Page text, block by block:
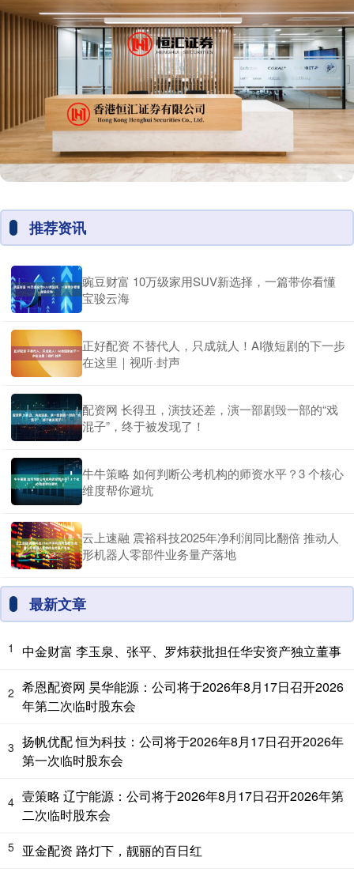
推荐资讯
豌豆财富 10万级家用SUV新选择，一篇带你看懂
宝骏云海
正好配资 不替代人，只成就人！AI微短剧的下一步
在这里｜视听·封声
配资网 长得丑，演技还差，演一部剧毁一部的“戏
混子”，终于被发现了！
牛牛策略 如何判断公考机构的师资水平？3 个核心
维度帮你避坑
云上速融 震裕科技2025年净利润同比翻倍 推动人
形机器人零部件业务量产落地
最新文章
1 中金财富 李玉泉、张平、罗炜获批担任华安资产独立董事
2 希恩配资网 昊华能源：公司将于2026年8月17日召开2026
年第二次临时股东会
3 扬帆优配 恒为科技：公司将于2026年8月17日召开2026年
第一次临时股东会
4 壹策略 辽宁能源：公司将于2026年8月17日召开2026年第
二次临时股东会
5 亚金配资 路灯下，靓丽的百日红